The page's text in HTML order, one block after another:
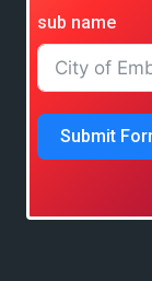
sub name
Submit